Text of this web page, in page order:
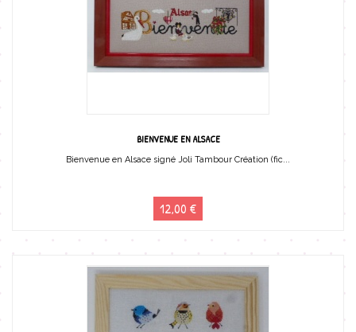
BIENVENUE EN ALSACE
Bienvenue en Alsace signé Joli Tambour Création (fic...
12,00 €